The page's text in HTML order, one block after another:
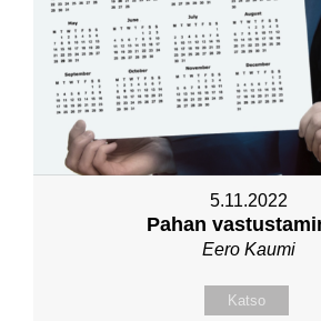
5.11.2022
Pahan
Eero Kaumi
Katso